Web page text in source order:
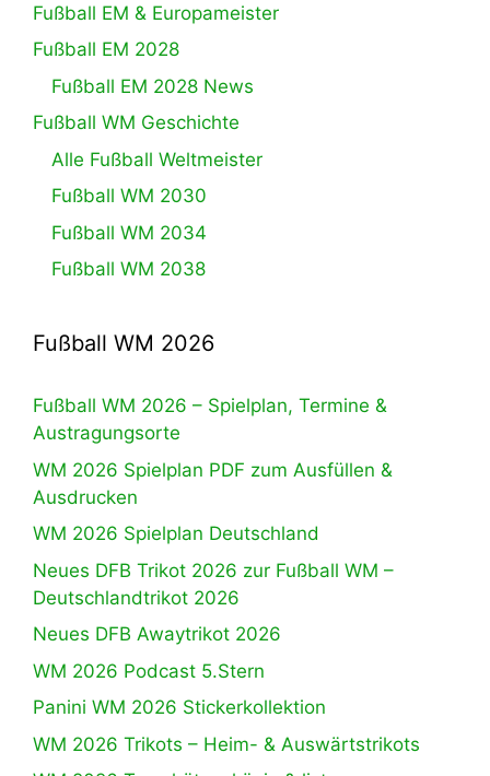
Fußball EM & Europameister
Fußball EM 2028
Fußball EM 2028 News
Fußball WM Geschichte
Alle Fußball Weltmeister
Fußball WM 2030
Fußball WM 2034
Fußball WM 2038
Fußball WM 2026
Fußball WM 2026 – Spielplan, Termine &
Austragungsorte
WM 2026 Spielplan PDF zum Ausfüllen &
Ausdrucken
WM 2026 Spielplan Deutschland
Neues DFB Trikot 2026 zur Fußball WM –
Deutschlandtrikot 2026
Neues DFB Awaytrikot 2026
WM 2026 Podcast 5.Stern
Panini WM 2026 Stickerkollektion
WM 2026 Trikots – Heim- & Auswärtstrikots